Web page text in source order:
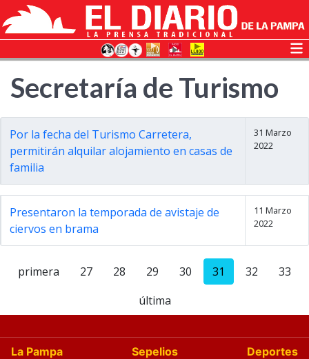
Secretaría de Turismo
Por la fecha del Turismo Carretera,
permitirán alquilar alojamiento en casas de
familia
31 Marzo
2022
Presentaron la temporada de avistaje de
ciervos en brama
11 Marzo
2022
primera 27 28 29 30 31 32
33
última
La Pampa Sepelios
Deportes